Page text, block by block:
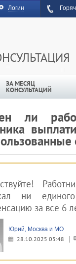
Логин
ЗА МЕСЯЦ
КОНСУЛЬТАЦИЙ
ли
ни
за все 6
Юрий, Москва и МО
28.10.2025 05:48